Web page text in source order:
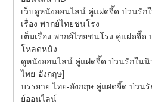
เว็บดูหนังออนไลน์ คู่แฝดจี๊ด ป่วนรัก
เรื่อง พากย์ไทยชนโรง
เต็มเรื่อง พากย์ไทยชนโรง คู่แฝดจี๊
โหลดหนัง
ดูหนังออนไลน์ คู่แฝดจี๊ด ป่วนรักในนิ
ไทย-อังกฤษ]
บรรยาย ไทย-อังกฤษ คู่แฝดจี๊ด ป่วน
ย์ออนไลน์